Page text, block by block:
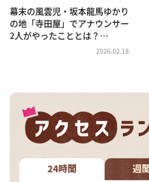
相席食堂
これ余談なんですけど・・・
～人生密着トークバラエテ
河合＆A.B.C-Z塚田×福井ア
（news おかえり）
DAIGOも台所 ～きょうの献
本日はダイアンなり！シーズ
幕末の風雲児・坂本龍馬ゆかり
の地「寺田屋」でアナウンサー
2人がやったこととは？…
2026.02.18
24時間 週間